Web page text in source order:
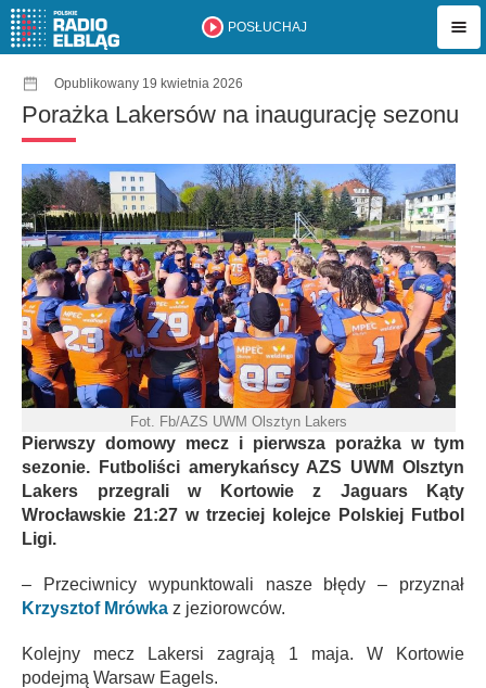
POSŁUCHAJ
Opublikowany 19 kwietnia 2026
Porażka Lakersów na inaugurację sezonu
Fot. Fb/AZS UWM Olsztyn Lakers
Pierwszy domowy mecz i pierwsza porażka w tym
sezonie. Futboliści amerykańscy AZS UWM Olsztyn
Lakers przegrali w Kortowie z Jaguars Kąty
Wrocławskie 21:27 w trzeciej kolejce Polskiej Futbol
Ligi.
– Przeciwnicy wypunktowali nasze błędy – przyznał
Krzysztof Mrówka z jeziorowców.
Kolejny mecz Lakersi zagrają 1 maja. W Kortowie
podejmą Warsaw Eagels.